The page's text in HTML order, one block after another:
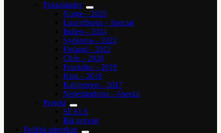
Fokusländer
Norge – 2025
Luxemburgs – Special
Indien – 2024
Sydkorea – 2023
Finland – 2022
Chile – 2020
Frankrike – 2019
Kina – 2018
Kalifornien – 2017
Nederländerna – Special
Projekt
SEALS
Blå genväg
Politisk påverkan